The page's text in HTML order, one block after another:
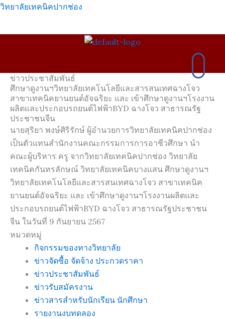
Skip
content
วิทยาลัยเทคนิคปากช่อง
ข่าวประชาสัมพันธ์
ศึกษาดูงานฯวิทยาลัยเทคโนโลยีและสารสนเทศฉางโจว
สาขาเทคนิคยานยนต์อัจฉริยะ และ เข้าศึกษาดูงานฯโรงงาน
ผลิตและประกอบรถยนต์ไฟฟ้าBYD ฉางโจว สาธารณรัฐ
ประชาชนจีน
นายสุริยา พงษ์ศิริรักษ์ ผู้อำนวยการวิทยาลัยเทคนิคปากช่อง
เป็นตัวแทนสำนักงานคณะกรรมการการอาชีวศึกษา นำ
คณะผู้บริหาร ครู จากวิทยาลัยเทคนิคปากช่อง วิทยาลัย
เทคนิคกันทรลักษณ์ วิทยาลัยเทคนิคบางแสน ศึกษาดูงานฯ
วิทยาลัยเทคโนโลยีและสารสนเทศฉางโจว สาขาเทคนิค
ยานยนต์อัจฉริยะ และ เข้าศึกษาดูงานฯโรงงานผลิตและ
ประกอบรถยนต์ไฟฟ้าBYD ฉางโจว สาธารณรัฐประชาชน
จีน ในวันที่ 9 กันยายน 2567
หมวดหมู่
กิจกรรมของทางวิทยาลัย
ข่าวจัดซื้อ จัดจ้าง ประกวดราคา
ข่าวประชาสัมพันธ์
ข่าวรับสมัครงาน
ข่าวสารสำหรับนักเรียน นักศึกษา
รายงานงบทดลอง